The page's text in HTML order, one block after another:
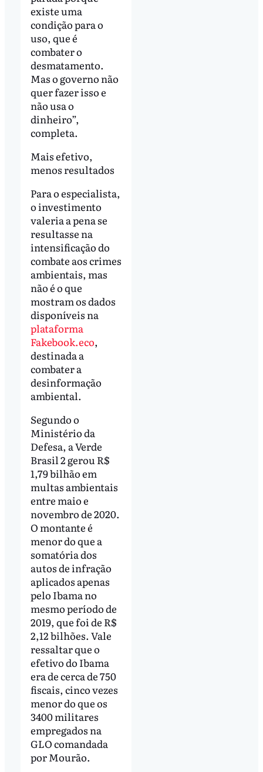
existe uma
condição para o
uso, que é
combater o
desmatamento.
Mas o governo não
quer fazer isso e
não usa o
dinheiro”,
completa.
Mais efetivo,
menos resultados
Para o especialista,
o investimento
valeria a pena se
resultasse na
intensificação do
combate aos crimes
ambientais, mas
não é o que
mostram os dados
disponíveis na
plataforma
Fakebook.eco,
destinada a
combater a
desinformação
ambiental.
Segundo o
Ministério da
Defesa, a Verde
Brasil 2 gerou R$
1,79 bilhão em
multas ambientais
entre maio e
novembro de 2020.
O montante é
menor do que a
somatória dos
autos de infração
aplicados apenas
pelo Ibama no
mesmo período de
2019, que foi de R$
2,12 bilhões. Vale
ressaltar que o
efetivo do Ibama
era de cerca de 750
fiscais, cinco vezes
menor do que os
3400 militares
empregados na
GLO comandada
por Mourão.